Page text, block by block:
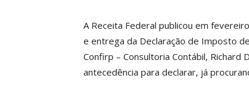
A Receita Federal publicou em
e entrega da Declaração de Imposto
Confirp – Consultoria Contábil,
antecedência para declarar, já